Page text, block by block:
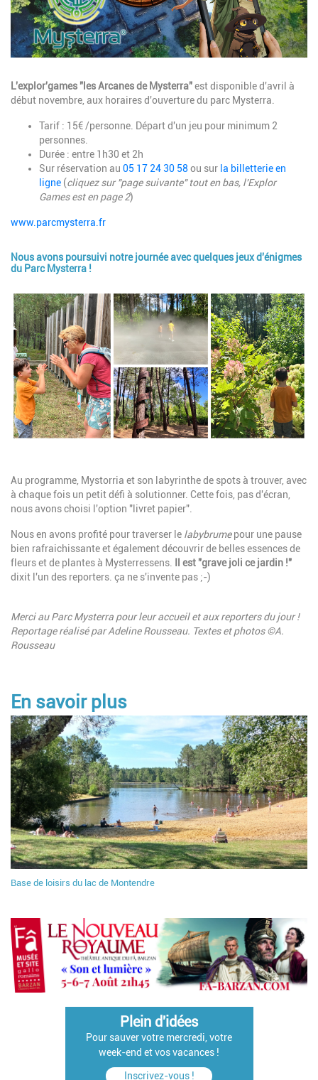
Description
L'explor'games "les Arcanes de Mysterra"est disponible d'avril à
début novembre, aux horaires d'ouverture du parc Mysterra.
Tarif : 15€ /personne. Départ d'un jeu pour minimum 2
personnes.
Durée : entre 1h30 et 2h
Sur réservation au 05 17 24 30 58ou sur la billetterie en
ligne (cliquez sur "page suivante" tout en bas, l'Explor
Games est en page 2)
www.parcmysterra.fr
Nous avons poursuivi notre journée avec quelques jeux d'énigmes
du Parc Mysterra !
Image
Description
Au programme, Mystorria et son labyrinthe de spots à trouver, avec
à chaque fois un petit défi à solutionner. Cette fois, pas d'écran,
nous avons choisi l'option "livret papier".
Nous en avons profité pour traverser le labybrumepour une pause
bien rafraichissante et également découvrir de belles essences de
fleurs et de plantes à Mysterressens.
Il est "grave joli ce jardin !"
dixit l'un des reporters. ça ne s'invente pas ;-)
Merci au Parc Mysterra pour leur accueil et aux reporters du jour !
Reportage réalisé par Adeline Rousseau. Textes et photos ©A.
Rousseau
En savoir plus
Base de loisirs du lac de Montendre
Plein d'idées
Pour sauver votre mercredi, votre
week-end et vos vacances !
Inscrivez-vous !